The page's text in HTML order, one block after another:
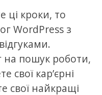
ці кроки, то
WordPress з
на пошук роботи,
свої кар’єрні
свої найкращі